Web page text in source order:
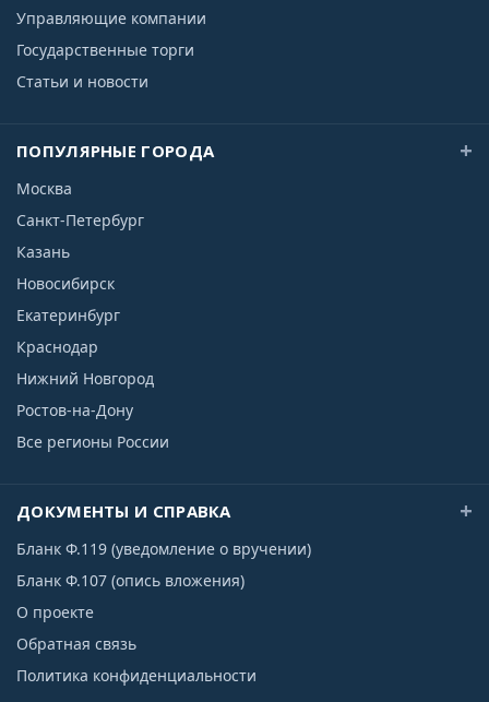
Управляющие компании
Государственные торги
Статьи и новости
ПОПУЛЯРНЫЕ ГОРОДА
Москва
Санкт-Петербург
Казань
Новосибирск
Екатеринбург
Краснодар
Нижний Новгород
Ростов-на-Дону
Все регионы России
ДОКУМЕНТЫ И СПРАВКА
Бланк Ф.119 (уведомление о вручении)
Бланк Ф.107 (опись вложения)
О проекте
Обратная связь
Политика конфиденциальности